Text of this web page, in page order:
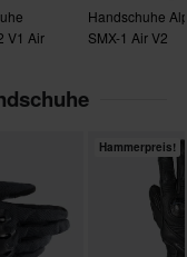
100% Polyester
3XL
145 x 165 x 60 mm
125 x 165 x 60 mm
Produkte.
V1 Air
Handschuhe
SMX-1 Air V2
Hammerpreis!